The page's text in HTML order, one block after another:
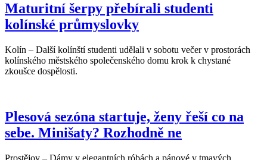
Maturitní šerpy přebírali studenti
kolínské průmyslovky
Kolín – Další kolínští studenti udělali v sobotu večer v prostorách
kolínského městského společenského domu krok k chystané
zkoušce dospělosti.
Plesová sezóna startuje, ženy řeší co na
sebe. Minišaty? Rozhodně ne